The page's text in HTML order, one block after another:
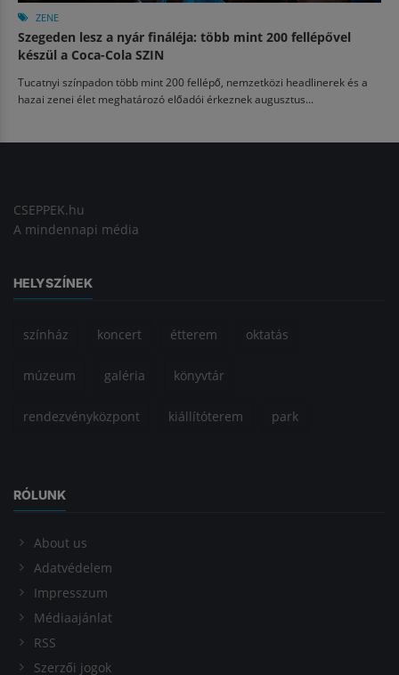
ZENE
Szegeden lesz a nyár fináléja: több mint 200 fellépővel
készül a Coca-Cola SZIN
Tucatnyi színpadon több mint 200 fellépő, nemzetközi headlinerek és a
hazai zenei élet meghatározó előadói érkeznek augusztus...
CSEPPEK.hu
A mindennapi média
HELYSZÍNEK
színház koncert étterem oktatás
múzeum galéria könyvtár
rendezvényközpont kiállítóterem park
RÓLUNK
About us
Adatvédelem
Impresszum
Médiaajánlat
RSS
Szerzői jogok